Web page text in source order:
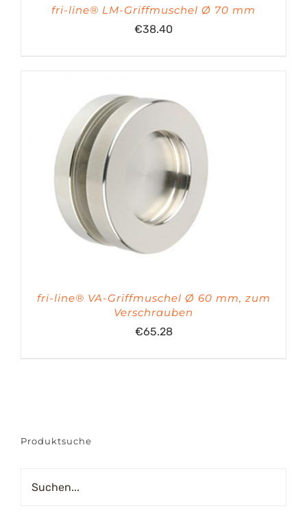
fri-line® LM-Griffmuschel Ø 70 mm
€38.40
fri-line® VA-Griffmuschel Ø 60 mm, zum
Verschrauben
€65.28
Produktsuche